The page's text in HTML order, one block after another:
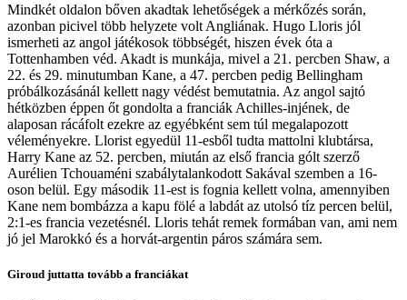
Mindkét oldalon bőven akadtak lehetőségek a mérkőzés során,
azonban picivel több helyzete volt Angliának. Hugo Lloris jól
ismerheti az angol játékosok többségét, hiszen évek óta a
Tottenhamben véd. Akadt is munkája, mivel a 21. percben Shaw, a
22. és 29. minutumban Kane, a 47. percben pedig Bellingham
próbálkozásánál kellett nagy védést bemutatnia. Az angol sajtó
hétközben éppen őt gondolta a franciák Achilles-injének, de
alaposan rácáfolt ezekre az egyébként sem túl megalapozott
véleményekre. Llorist egyedül 11-esből tudta mattolni klubtársa,
Harry Kane az 52. percben, miután az első francia gólt szerző
Aurélien Tchouaméni szabálytalankodott Sakával szemben a 16-
oson belül. Egy második 11-est is fognia kellett volna, amennyiben
Kane nem bombázza a kapu fölé a labdát az utolsó tíz percen belül,
2:1-es francia vezetésnél. Lloris tehát remek formában van, ami nem
jó jel Marokkó és a horvát-argentin páros számára sem.
Giroud juttatta tovább a franciákat